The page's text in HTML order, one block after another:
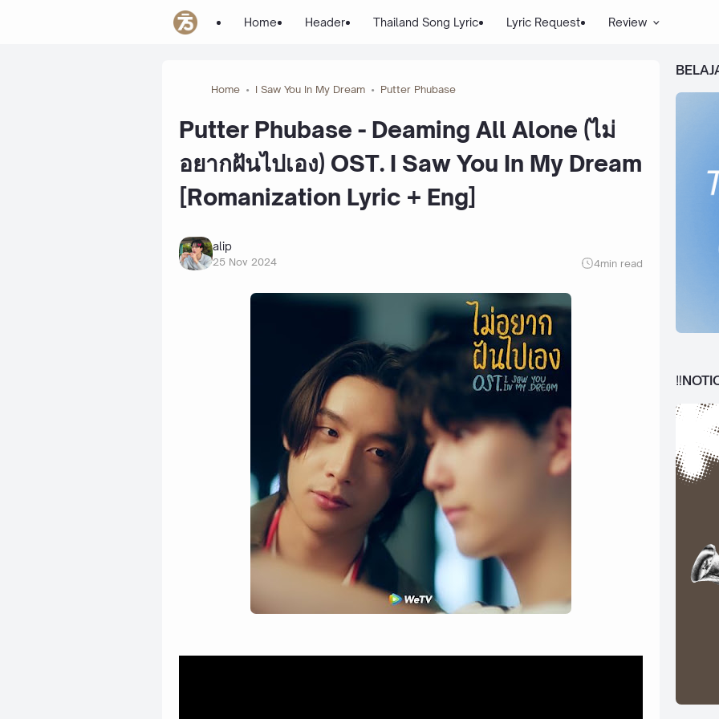
Home Header Thailand Song Lyric Lyric Request Review
Home I Saw You In My Dream Putter Phubase
Putter Phubase - Deaming All Alone (ไม่
อยากฝันไปเอง) OST. I Saw You In My Dream
[Romanization Lyric + Eng]
alip
25 Nov 2024 4min read